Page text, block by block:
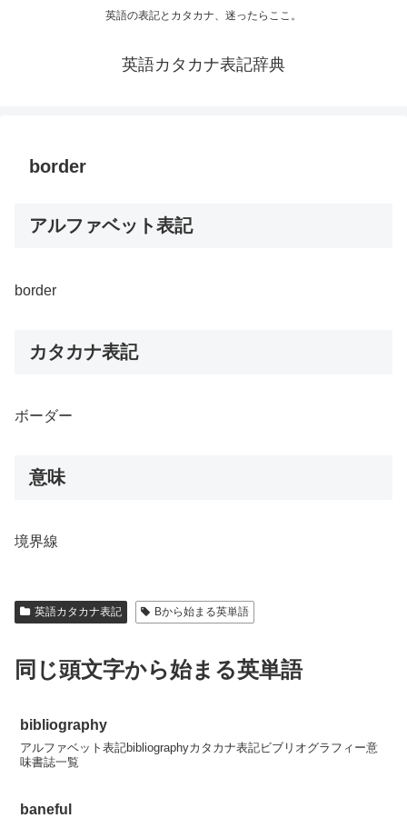
英語の表記とカタカナ、迷ったらここ。
英語カタカナ表記辞典
border
アルファベット表記
border
カタカナ表記
ボーダー
意味
境界線
英語カタカナ表記 Bから始まる英単語
同じ頭文字から始まる英単語
bibliography
アルファベット表記bibliographyカタカナ表記ビブリオグラフィー意
味書誌一覧
baneful